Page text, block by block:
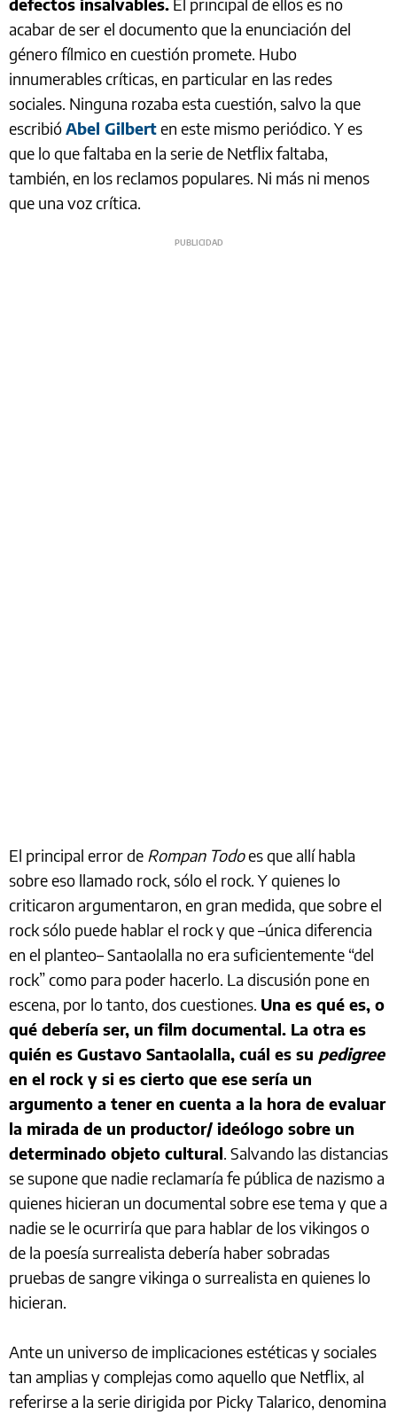
defectos insalvables. El principal de ellos es no
acabar de ser el documento que la enunciación del
género fílmico en cuestión promete. Hubo
innumerables críticas, en particular en las redes
sociales. Ninguna rozaba esta cuestión, salvo la que
escribióAbel Gilberten este mismo periódico. Y es
que lo que faltaba en la serie de Netflix faltaba,
también, en los reclamos populares. Ni más ni menos
que una voz crítica.
El principal error de Rompan Todoes que allí habla
sobre eso llamado rock, sólo el rock. Y quienes lo
criticaron argumentaron, en gran medida, que sobre el
rock sólo puede hablar el rock y que –única diferencia
en el planteo– Santaolalla no era suficientemente “del
rock” como para poder hacerlo. La discusión pone en
escena, por lo tanto, dos cuestiones. Una es qué es, o
qué debería ser, un film documental. La otra es
quién es Gustavo Santaolalla, cuál es su pedigree
en el rock y si es cierto que ese sería un
argumento a tener en cuenta a la hora de evaluar
la mirada de un productor/ ideólogo sobre un
determinado objeto cultural. Salvando las distancias
se supone que nadie reclamaría fe pública de nazismo a
quienes hicieran un documental sobre ese tema y que a
nadie se le ocurriría que para hablar de los vikingos o
de la poesía surrealista debería haber sobradas
pruebas de sangre vikinga o surrealista en quienes lo
hicieran.
Ante un universo de implicaciones estéticas y sociales
tan amplias y complejas como aquello que Netflix, al
referirse a la serie dirigida por Picky Talarico, denomina